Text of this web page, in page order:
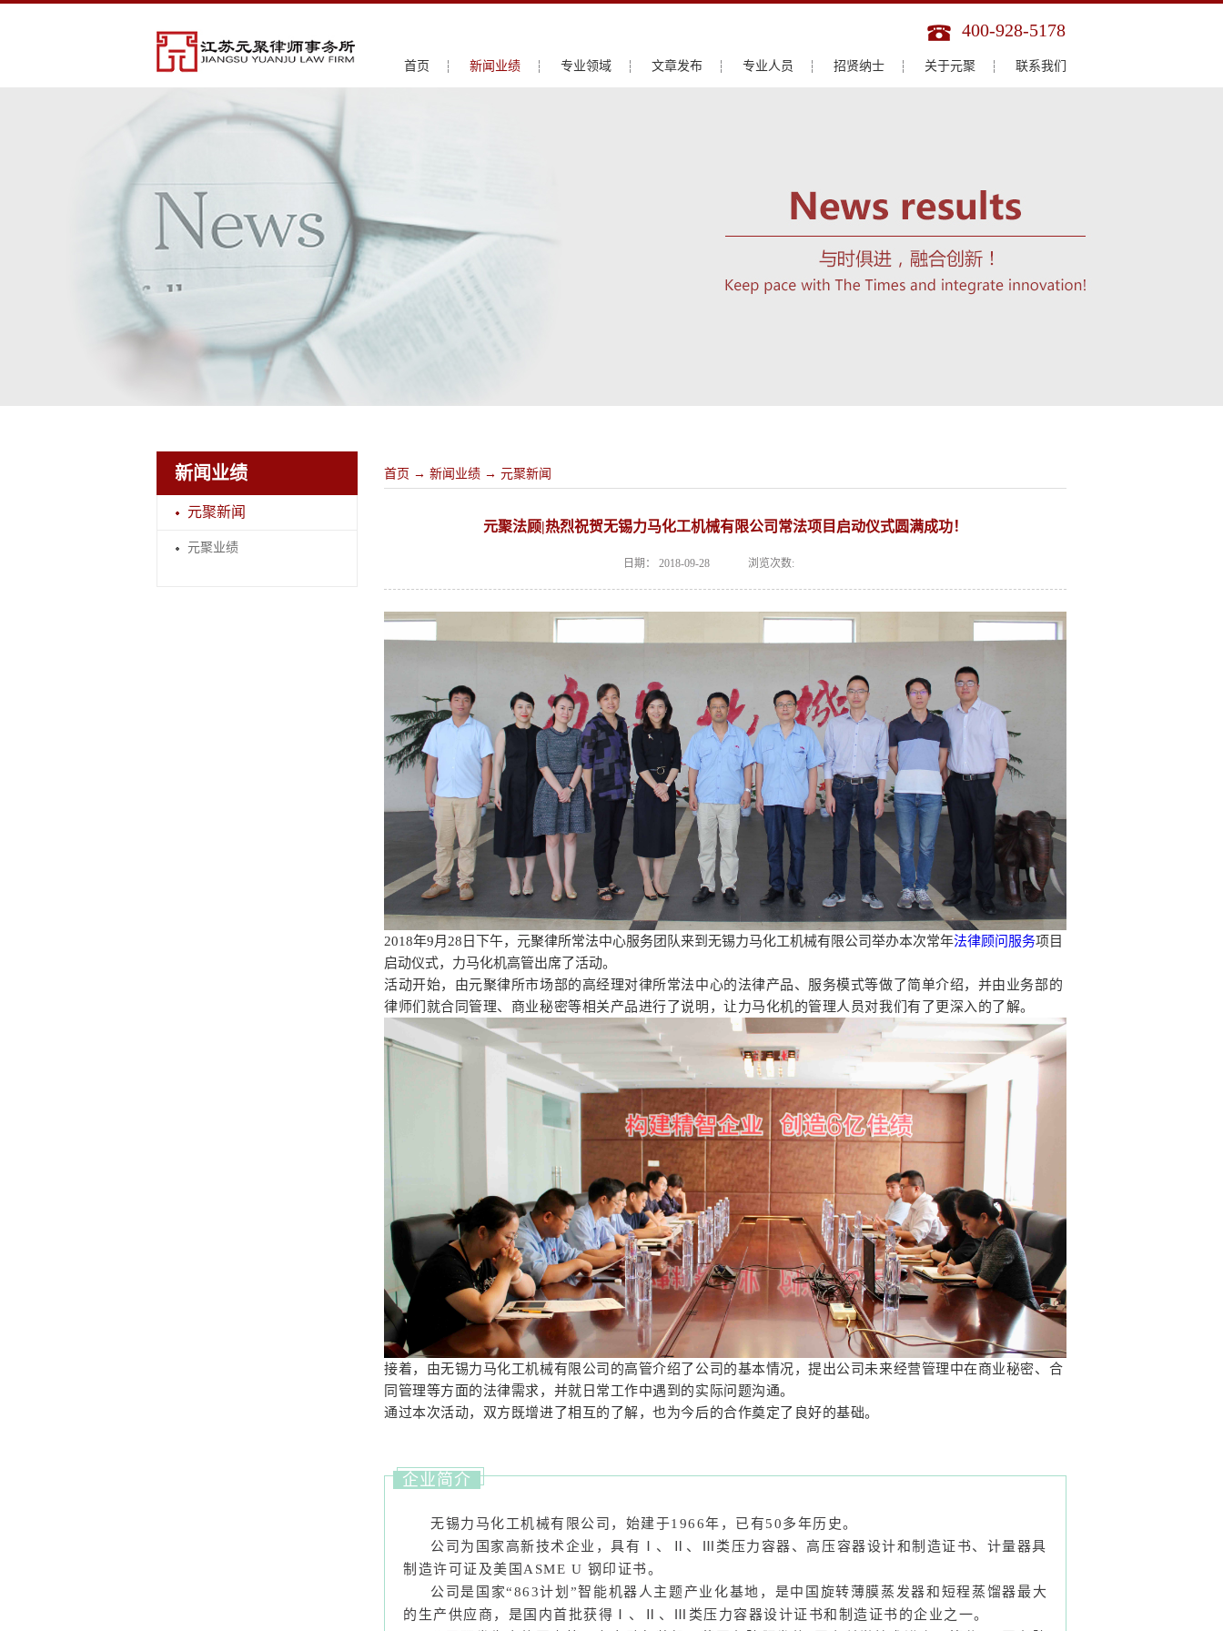
400-928-5178
首页 新闻业绩 专业领域 文章发布 专业人员 招贤纳士 关于元聚 联系我们
新闻业绩
元聚新闻
元聚业绩
首页 → 新闻业绩 → 元聚新闻
元聚法顾|热烈祝贺无锡力马化工机械有限公司常法项目启动仪式圆满成功！
日期： 2018-09-28 浏览次数:
2018年9月28日下午，元聚律所常法中心服务团队来到无锡力马化工机械有限公司举办本次常年法律顾问服务项目
启动仪式，力马化机高管出席了活动。
活动开始，由元聚律所市场部的高经理对律所常法中心的法律产品、服务模式等做了简单介绍，并由业务部的
律师们就合同管理、商业秘密等相关产品进行了说明，让力马化机的管理人员对我们有了更深入的了解。
接着，由无锡力马化工机械有限公司的高管介绍了公司的基本情况，提出公司未来经营管理中在商业秘密、合
同管理等方面的法律需求，并就日常工作中遇到的实际问题沟通。
通过本次活动，双方既增进了相互的了解，也为今后的合作奠定了良好的基础。
企业简介
无锡力马化工机械有限公司，始建于1966年，已有50多年历史。
公司为国家高新技术企业，具有Ⅰ、Ⅱ、Ⅲ类压力容器、高压容器设计和制造证书、计量器具
制造许可证及美国ASME U 钢印证书。
公司是国家“863计划”智能机器人主题产业化基地，是中国旋转薄膜蒸发器和短程蒸馏器最大
的生产供应商，是国内首批获得Ⅰ、Ⅱ、Ⅲ类压力容器设计证书和制造证书的企业之一。